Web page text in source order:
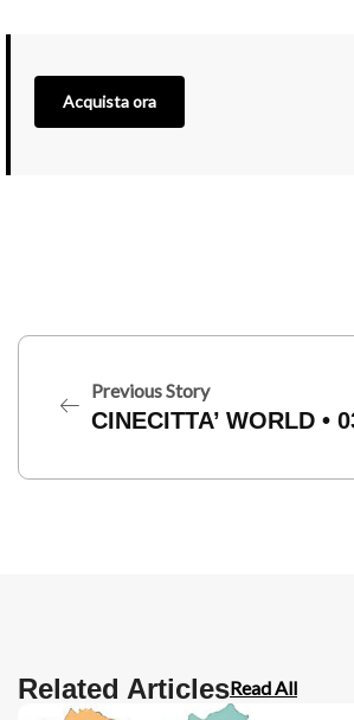
Acquista ora
Previous Story
CINECITTA’ WORLD •
Related ArticlesRead All